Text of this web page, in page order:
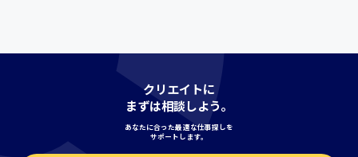
クリエイトに
まずは相談しよう。
あなたに合った最適な仕事探しを
サポートします。